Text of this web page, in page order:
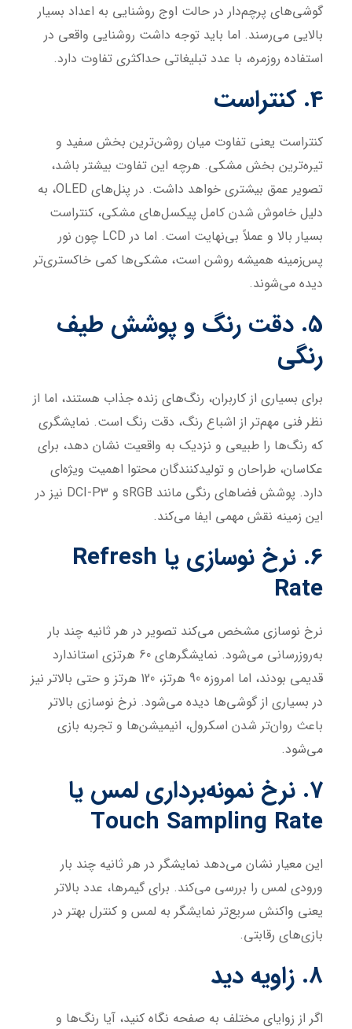
گوشی‌های پرچم‌دار در حالت اوج روشنایی به اعداد بسیار
بالایی می‌رسند. اما باید توجه داشت روشنایی واقعی در
استفاده روزمره، با عدد تبلیغاتی حداکثری تفاوت دارد.
4. کنتراست
کنتراست یعنی تفاوت میان روشن‌ترین بخش سفید و
تیره‌ترین بخش مشکی. هرچه این تفاوت بیشتر باشد،
تصویر عمق بیشتری خواهد داشت. در پنل‌های OLED، به
دلیل خاموش شدن کامل پیکسل‌های مشکی، کنتراست
بسیار بالا و عملاً بی‌نهایت است. اما در LCD چون نور
پس‌زمینه همیشه روشن است، مشکی‌ها کمی خاکستری‌تر
دیده می‌شوند.
5. دقت رنگ و پوشش طیف
رنگی
برای بسیاری از کاربران، رنگ‌های زنده جذاب هستند، اما از
نظر فنی مهم‌تر از اشباع رنگ، دقت رنگ است. نمایشگری
که رنگ‌ها را طبیعی و نزدیک به واقعیت نشان دهد، برای
عکاسان، طراحان و تولیدکنندگان محتوا اهمیت ویژه‌ای
دارد. پوشش فضاهای رنگی مانند sRGB و DCI-P3 نیز در
این زمینه نقش مهمی ایفا می‌کند.
6. نرخ نوسازی یا Refresh
Rate
نرخ نوسازی مشخص می‌کند تصویر در هر ثانیه چند بار
به‌روزرسانی می‌شود. نمایشگرهای 60 هرتزی استاندارد
قدیمی بودند، اما امروزه 90 هرتز، 120 هرتز و حتی بالاتر نیز
در بسیاری از گوشی‌ها دیده می‌شود. نرخ نوسازی بالاتر
باعث روان‌تر شدن اسکرول، انیمیشن‌ها و تجربه بازی
می‌شود.
7. نرخ نمونه‌برداری لمس یا
Touch Sampling Rate
این معیار نشان می‌دهد نمایشگر در هر ثانیه چند بار
ورودی لمس را بررسی می‌کند. برای گیمرها، عدد بالاتر
یعنی واکنش سریع‌تر نمایشگر به لمس و کنترل بهتر در
بازی‌های رقابتی.
8. زاویه دید
اگر از زوایای مختلف به صفحه نگاه کنید، آیا رنگ‌ها و